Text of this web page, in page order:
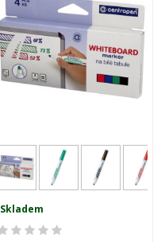
Skladem